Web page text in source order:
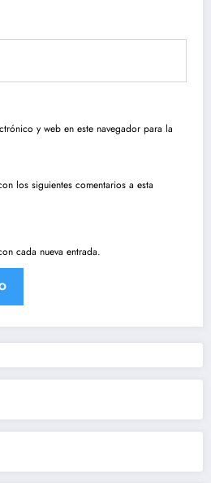
y web en este navegador para la
los siguientes comentarios a esta
cada nueva entrada.